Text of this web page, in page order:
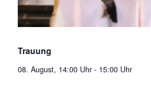
Trauung
08. August, 14:00 Uhr - 15:00 Uhr